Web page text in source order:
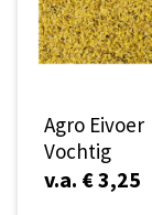
Agro Eivoer
Vochtig
v.a. € 3,25